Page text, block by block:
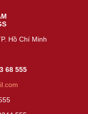
Hồ Chí Minh
68 555